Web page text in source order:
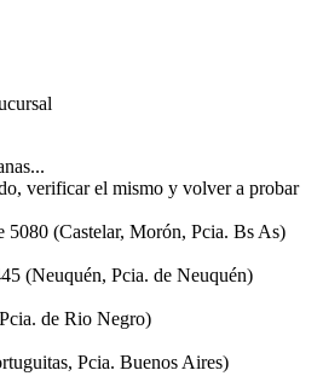
verificar el mismo y volver a probar
5080 (Castelar, Morón, Pcia. Bs As)
(Neuquén, Pcia. de Neuquén)
de Rio Negro)
Pcia. Buenos Aires)